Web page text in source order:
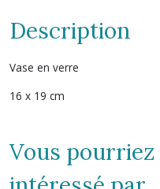
Description
Vase en verre
16 x 19 cm
Vous